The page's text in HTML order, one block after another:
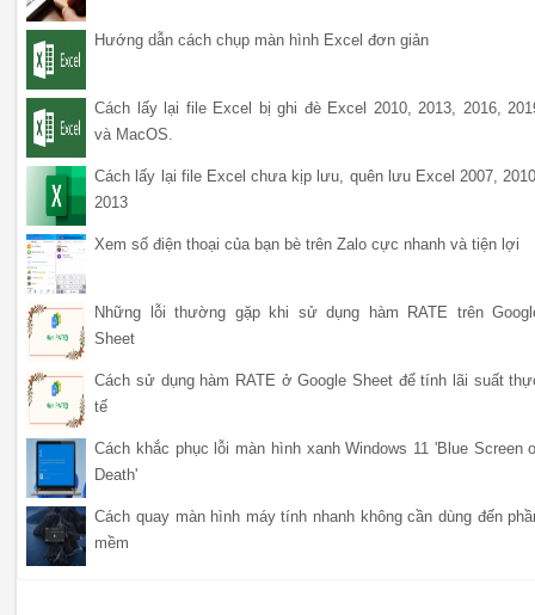
Hướng dẫn cách chụp màn hình Excel đơn giản
Cách lấy lại file Excel bị ghi đè Excel 2010, 2013, 2016,
và MacOS.
Cách lấy lại file Excel chưa kịp lưu, quên lưu Excel 2007,
2013
Xem số điện thoại của bạn bè trên Zalo cực nhanh và tiện lợi
Những lỗi thường gặp khi sử dụng hàm RATE trên
Sheet
Cách sử dụng hàm RATE ở Google Sheet để tính lãi suất
tế
Cách khắc phục lỗi màn hình xanh Windows 11 'Blue Screen
Death'
Cách quay màn hình máy tính nhanh không cần dùng đến
mềm